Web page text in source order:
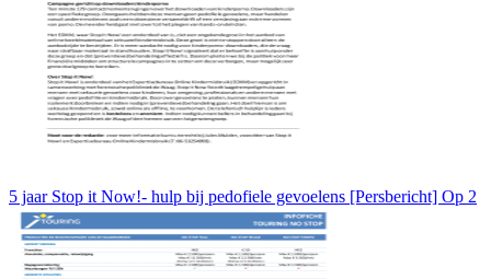
5 jaar Stop it Now!- hulp bij pedofiele gevoelens [Persbericht] Op 2